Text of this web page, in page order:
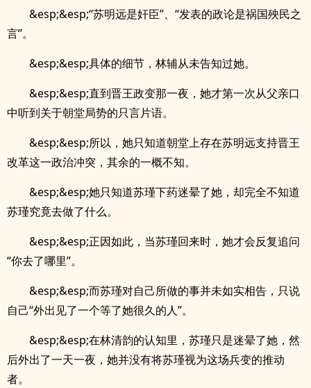
&esp;&esp;“苏明远是奸臣”、“发表的政论是祸国殃民之
言”。
&esp;&esp;具体的细节，林辅从未告知过她。
&esp;&esp;直到晋王政变那一夜，她才第一次从父亲口
中听到关于朝堂局势的只言片语。
&esp;&esp;所以，她只知道朝堂上存在苏明远支持晋王
改革这一政治冲突，其余的一概不知。
&esp;&esp;她只知道苏瑾下药迷晕了她，却完全不知道
苏瑾究竟去做了什么。
&esp;&esp;正因如此，当苏瑾回来时，她才会反复追问
“你去了哪里”。
&esp;&esp;而苏瑾对自己所做的事并未如实相告，只说
自己“外出见了一个等了她很久的人”。
&esp;&esp;在林清韵的认知里，苏瑾只是迷晕了她，然
后外出了一天一夜，她并没有将苏瑾视为这场兵变的推动
者。